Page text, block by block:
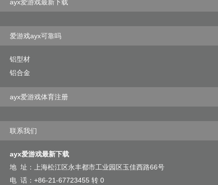
ayx爱游戏最新下载
爱游戏ayx可靠吗
铝型材
铝合金
ayx爱游戏体育注册
联系我们
ayx爱游戏最新下载
地 址：
上海松江区永丰都市工业园区玉佳西路66号
电 话：+86-21-67723455 转 0